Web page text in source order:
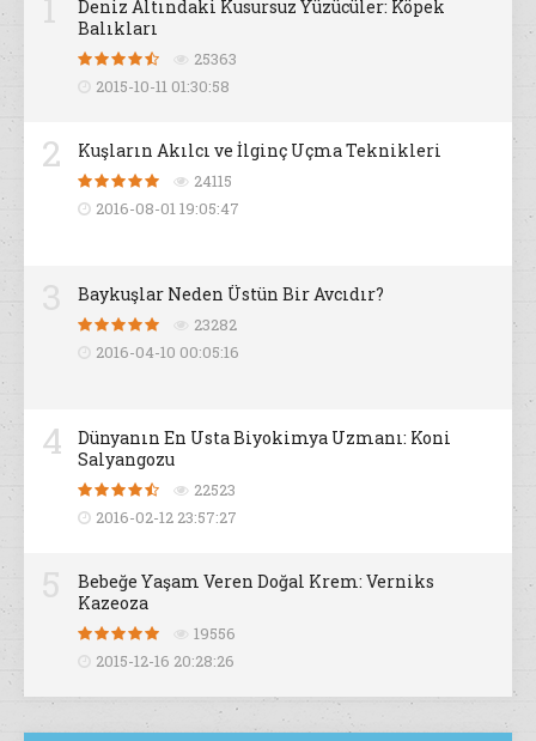
Deniz Altındaki Kusursuz Yüzücüler: Köpek
Balıkları
25363
2015-10-11 01:30:58
2 Kuşların Akılcı ve İlginç Uçma Teknikleri
24115
2016-08-01 19:05:47
Baykuşlar Neden Üstün Bir Avcıdır?
23282
2016-04-10 00:05:16
4
Dünyanın En Usta Biyokimya Uzmanı: Koni
Salyangozu
22523
2016-02-12 23:57:27
Bebeğe Yaşam Veren Doğal Krem: Verniks
Kazeoza
19556
2015-12-16 20:28:26